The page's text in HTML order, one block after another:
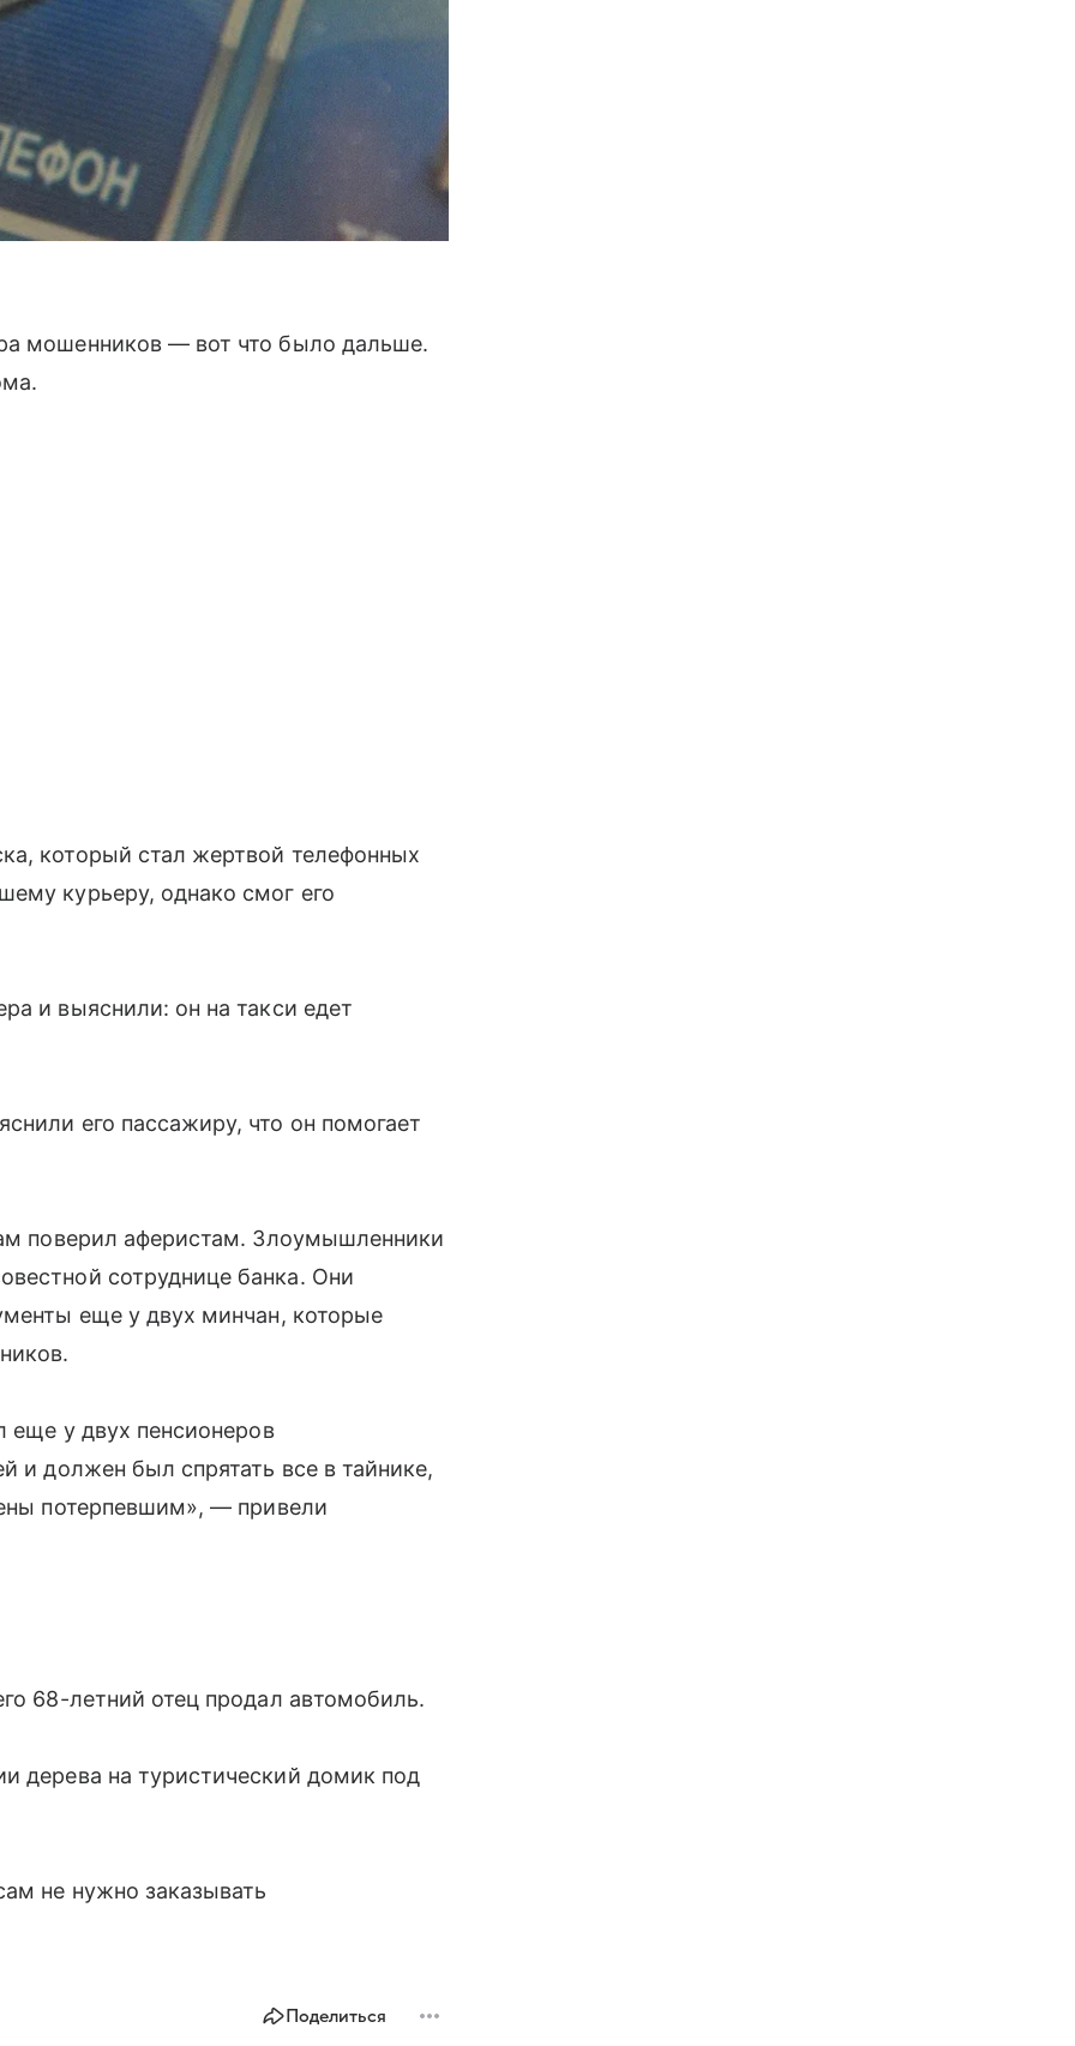
мошенников — вот что было дальше.
который стал жертвой телефонных
курьеру, однако смог его
и выяснили: он на такси едет
его пассажиру, что он помогает
поверил аферистам. Злоумышленники
сотруднице банка. Они
еще у двух минчан, которые
еще у двух пенсионеров
и должен был спрятать все в тайнике,
потерпевшим», — привели
68-летний отец продал автомобиль.
дерева на туристический домик под
не нужно заказывать
Поделиться